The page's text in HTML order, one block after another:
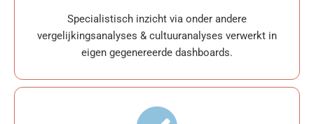
Specialistisch inzicht via onder andere
vergelijkingsanalyses & cultuuranalyses verwerkt in
eigen gegenereerde dashboards.